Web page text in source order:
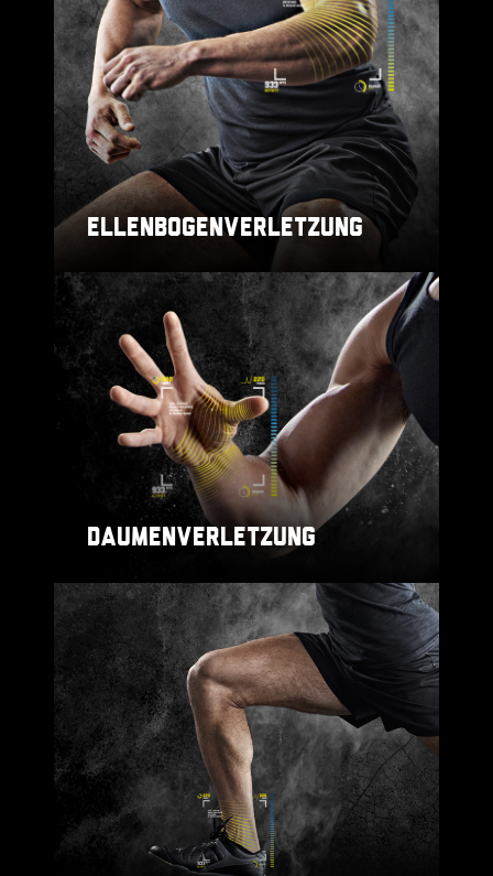
ELLENBOGENVERLETZUNG
DAUMENVERLETZUNG